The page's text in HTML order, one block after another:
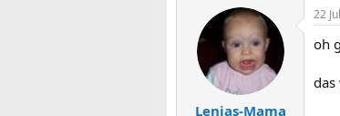
Lenjas-Mama
22
oh
das